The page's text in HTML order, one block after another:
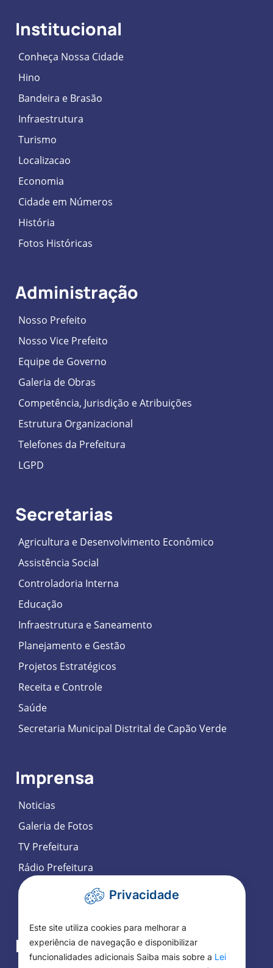
Institucional
Conheça Nossa Cidade
Hino
Bandeira e Brasão
Infraestrutura
Turismo
Localizacao
Economia
Cidade em Números
História
Fotos Históricas
Administração
Nosso Prefeito
Nosso Vice Prefeito
Equipe de Governo
Galeria de Obras
Competência, Jurisdição e Atribuições
Estrutura Organizacional
Telefones da Prefeitura
LGPD
Secretarias
Agricultura e Desenvolvimento Econômico
Assistência Social
Controladoria Interna
Educação
Infraestrutura e Saneamento
Planejamento e Gestão
Projetos Estratégicos
Receita e Controle
Saúde
Secretaria Municipal Distrital de Capão Verde
Imprensa
Noticias
Galeria de Fotos
TV Prefeitura
Rádio Prefeitura
Agenda de Eventos
Participação Social Eletrônica
Fale Conosco
Privacidade
Este site utiliza cookies para melhorar a
experiência de navegação e disponibilizar
funcionalidades adicionais Saiba mais sobre a Lei